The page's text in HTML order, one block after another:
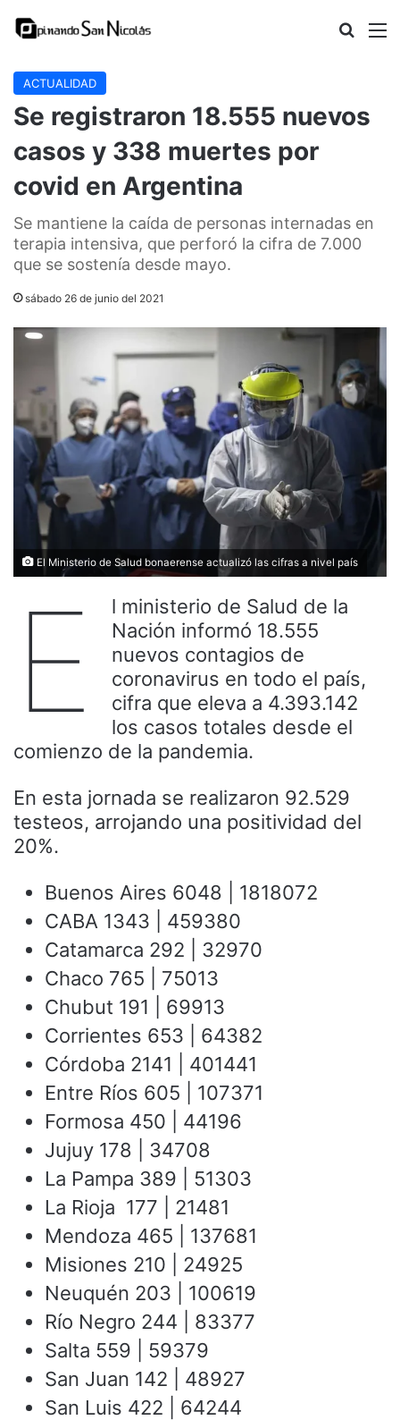
Buscar
ACTUALIDAD
Se registraron 18.555 nuevos
casos y 338 muertes por
covid en Argentina
Se mantiene la caída de personas internadas en
terapia intensiva, que perforó la cifra de 7.000
que se sostenía desde mayo.
sábado 26 de junio del 2021
El Ministerio de Salud bonaerense actualizó las cifras a nivel país
E
l ministerio de Salud de la
Nación informó 18.555
nuevos contagios de
coronavirus en todo el país,
cifra que eleva a 4.393.142
los casos totales desde el
comienzo de la pandemia.
En esta jornada se realizaron 92.529
testeos, arrojando una positividad del
20%.
Buenos Aires 6048 | 1818072
CABA 1343 | 459380
Catamarca 292 | 32970
Chaco 765 | 75013
Chubut 191 | 69913
Corrientes 653 | 64382
Córdoba 2141 | 401441
Entre Ríos 605 | 107371
Formosa 450 | 44196
Jujuy 178 | 34708
La Pampa 389 | 51303
La Rioja 177 | 21481
Mendoza 465 | 137681
Misiones 210 | 24925
Neuquén 203 | 100619
Río Negro 244 | 83377
Salta 559 | 59379
San Juan 142 | 48927
San Luis 422 | 64244